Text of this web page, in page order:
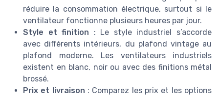
réduire la consommation électrique, surtout si le
ventilateur fonctionne plusieurs heures par jour.
Style et finition : Le style industriel s’accorde
avec différents intérieurs, du plafond vintage au
plafond moderne. Les ventilateurs industriels
existent en blanc, noir ou avec des finitions métal
brossé.
Prix et livraison : Comparez les prix et les options